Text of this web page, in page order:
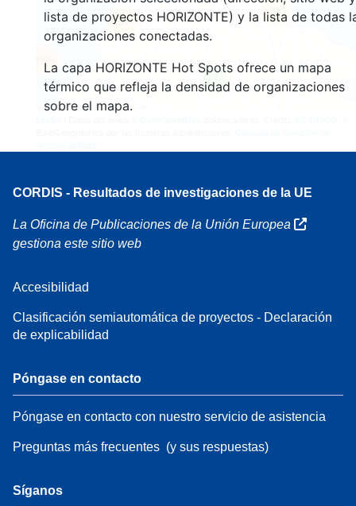
lista de proyectos HORIZONTE) y la lista de todas
organizaciones conectadas.
La capa HORIZONTE Hot Spots ofrece un mapa
térmico que refleja la densidad de organizaciones
sobre el mapa.
160
7
32
54
CORDIS - Resultados de investigaciones de la UE
La Oficina de Publicaciones de la Unión Europea
gestiona este sitio web
Accesibilidad
Clasificación semiautomática de proyectos - Declaración
de explicabilidad
Póngase en contacto
Póngase en contacto con nuestro servicio de asistencia
Preguntas más frecuentes (y sus respuestas)
Síganos